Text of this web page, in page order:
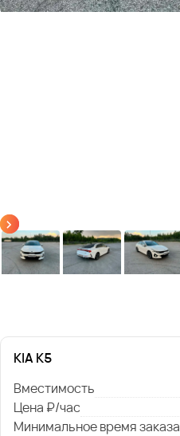
KIA K5
Вместимость
Цена ₽/час
Минимальное время заказа